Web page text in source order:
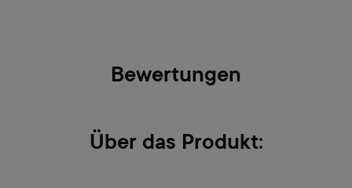
Bewertungen
Über das Produkt: